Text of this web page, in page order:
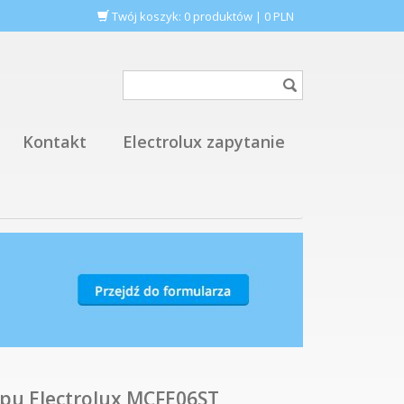
Twój koszyk: 0 produktów | 0 PLN
Kontakt Electrolux zapytanie
Electrolux MCFE06ST